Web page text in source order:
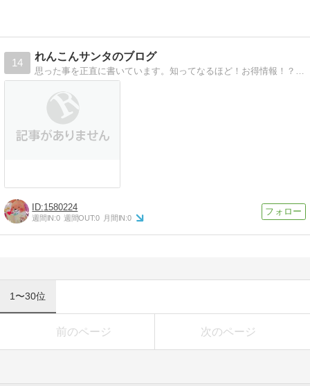
14
れんこんサンタのブログ
思った事を正直に書いています。知ってなるほど！お得情報！？毒も吐きます人間だもの(笑)
1580224
週間IN:0 週間OUT:0 月間IN:0
1〜30位
前のページ 次のページ